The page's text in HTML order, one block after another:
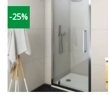
-25%